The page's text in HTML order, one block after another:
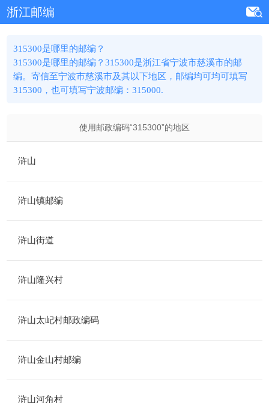
浙江邮编
315300是哪里的邮编？
315300是哪里的邮编？315300是浙江省宁波市慈溪市的邮
编。寄信至宁波市慈溪市及其以下地区，邮编均可均可填写
315300，也可填写宁波邮编：315000.
使用邮政编码“315300”的地区
浒山
浒山镇邮编
浒山街道
浒山隆兴村
浒山太屺村邮政编码
浒山金山村邮编
浒山河角村